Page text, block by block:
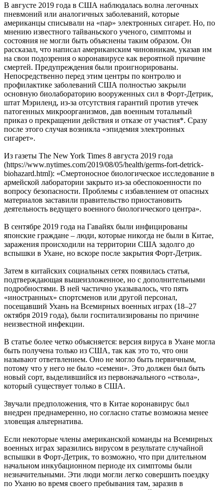
В августе 2019 года в США наблюдалась волна легочных
пневмоний или аналогичных заболеваний, которые
американцы списывали на «пар» электронных сигарет. Но, по
мнению известного тайваньского ученого, симптомы и
состояния не могли быть объяснены таким образом. Он
рассказал, что написал американским чиновникам, указав им
на свои подозрения о коронавирусе как вероятной причине
смертей. Предупреждения были проигнорированы.
Непосредственно перед этим центры по контролю и
профилактике заболеваний США полностью закрыли
основную биолабораторию вооруженных сил в Форт-Детрик,
штат Мэриленд, из-за отсутствия гарантий против утечек
патогенных микроорганизмов, дав военным тотальный
приказ о прекращении действия и отказе от участия*. Сразу
после этого случая возникла «эпидемия электронных
сигарет».
Из газеты The New York Times 8 августа 2019 года
(https://www.nytimes.com/2019/08/05/health/germs-fort-detrick-
biohazard.html): «Смертоносное биологическое исследование в
армейской лаборатории закрыто из-за обеспокоенности по
вопросу безопасности. Проблемы с избавлением от опасных
материалов заставили правительство приостановить
деятельность ведущего военного биологического центра».
В сентябре 2019 года на Гавайях были инфицированы
японские граждане – люди, которые никогда не были в Китае,
заражения происходили на территории США задолго до
вспышки в Ухане, но вскоре после закрытия Форт-Детрик.
Затем в китайских социальных сетях появилась статья,
подтверждающая вышеизложенное, но с дополнительными
подробностями. В ней частично указывалось, что пять
«иностранных» спортсменов или другой персонал,
посещавший Ухань на Всемирных военных играх (18–27
октября 2019 года), были госпитализированы по причине
неизвестной инфекции.
В статье более четко объясняется: версия вируса в Ухане могла
быть получена только из США, так как это то, что они
называют ответвлением. Оно не могло быть первичным,
потому что у него не было «семени». Это должен был быть
новый сорт, выделившийся из первоначального «ствола»,
который существует только в США.
Звучали предположения, что в Китае коронавирус был
внедрен преднамеренно, но согласно статье возможна менее
зловещая альтернатива.
Если некоторые члены американской команды на Всемирных
военных играх заразились вирусом в результате случайной
вспышки в Форт-Детрик, то возможно, что при длительном
начальном инкубационном периоде их симптомы были
незначительными. Эти люди могли легко совершить поездку
по Уханю во время своего пребывания там, заразив в